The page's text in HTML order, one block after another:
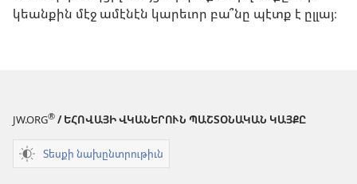
կեանքին մէջ ամէնէն կարեւոր բա՞նը պէտք է ըլլայ։
JW.ORG® / ԵՀՈՎԱՅԻ ՎԿԱՆԵՐՈՒՆ ՊԱՇՏՕՆԱԿԱՆ ԿԱՅՔԸ
Տեսքի նախընտրութիւն